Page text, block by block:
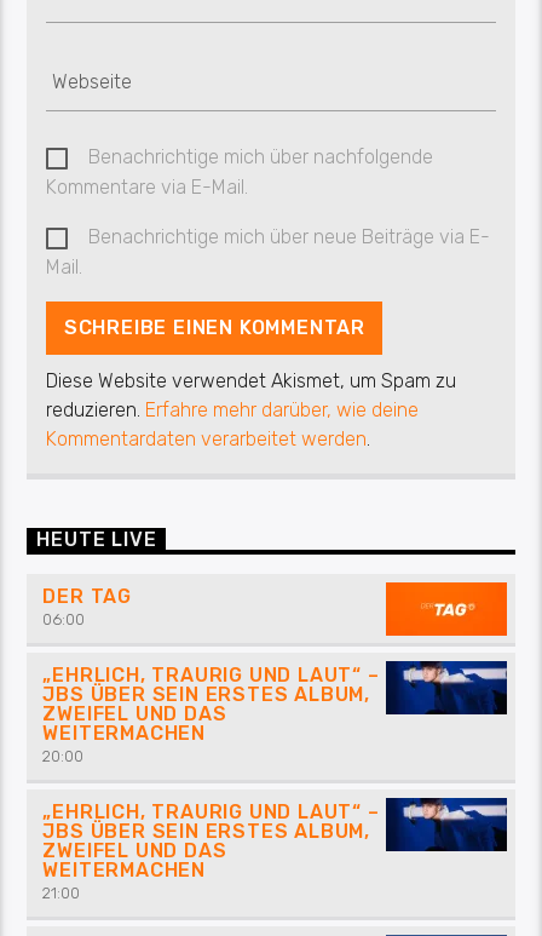
Benachrichtige mich über nachfolgende
Kommentare via E-Mail.
Benachrichtige mich über neue Beiträge via E-
Mail.
Diese Website verwendet Akismet, um Spam zu
reduzieren. Erfahre mehr darüber, wie deine
Kommentardaten verarbeitet werden.
HEUTE LIVE
DER TAG
06:00
„EHRLICH, TRAURIG UND LAUT“ –
JBS ÜBER SEIN ERSTES ALBUM,
ZWEIFEL UND DAS
WEITERMACHEN
20:00
„EHRLICH, TRAURIG UND LAUT“ –
JBS ÜBER SEIN ERSTES ALBUM,
ZWEIFEL UND DAS
WEITERMACHEN
21:00